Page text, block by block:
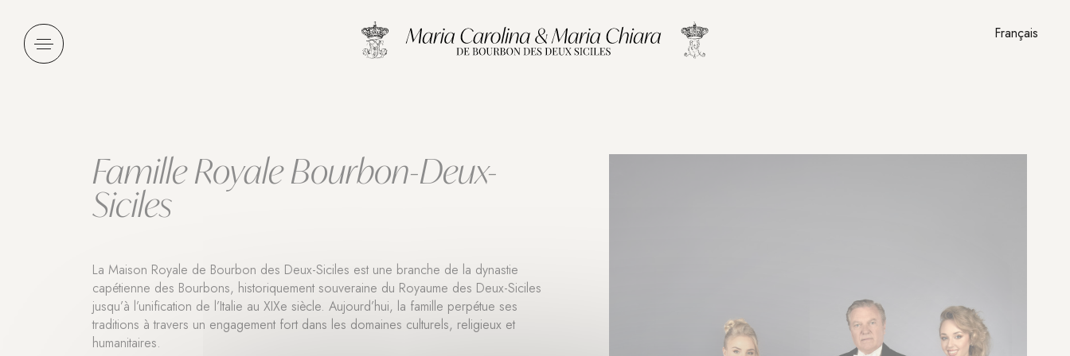
Français
Famille Royale Bourbon-Deux-
Siciles
La Maison Royale de Bourbon des Deux-Siciles est une branche de la dynastie
capétienne des Bourbons, historiquement souveraine du Royaume des Deux-Siciles
jusqu’à l’unification de l’Italie au XIXe siècle. Aujourd’hui, la famille perpétue ses
traditions à travers un engagement fort dans les domaines culturels, religieux et
humanitaires.